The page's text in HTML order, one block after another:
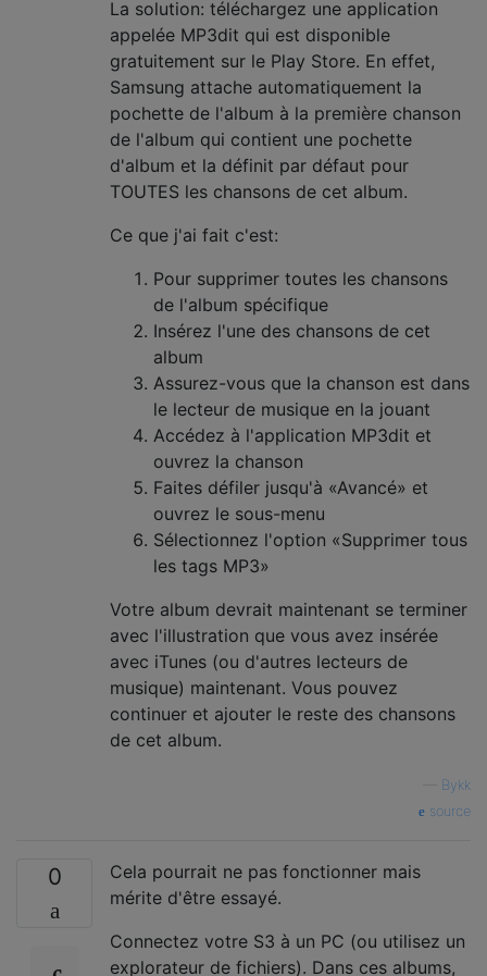
La solution: téléchargez une application
appelée MP3dit qui est disponible
gratuitement sur le Play Store. En effet,
Samsung attache automatiquement la
pochette de l'album à la première chanson
de l'album qui contient une pochette
d'album et la définit par défaut pour
TOUTES les chansons de cet album.
Ce que j'ai fait c'est:
Pour supprimer toutes les chansons
de l'album spécifique
Insérez l'une des chansons de cet
album
Assurez-vous que la chanson est dans
le lecteur de musique en la jouant
Accédez à l'application MP3dit et
ouvrez la chanson
Faites défiler jusqu'à «Avancé» et
ouvrez le sous-menu
Sélectionnez l'option «Supprimer tous
les tags MP3»
Votre album devrait maintenant se terminer
avec l'illustration que vous avez insérée
avec iTunes (ou d'autres lecteurs de
musique) maintenant. Vous pouvez
continuer et ajouter le reste des chansons
de cet album.
Bykk
source
0
Cela pourrait ne pas fonctionner mais
mérite d'être essayé.
Connectez votre S3 à un PC (ou utilisez un
explorateur de fichiers). Dans ces albums,